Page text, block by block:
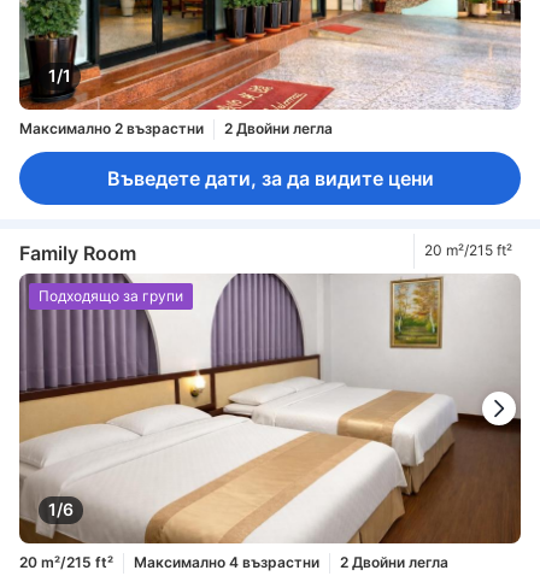
1/1
Максимално 2 възрастни 2 Двойни легла
Въведете дати, за да видите цени
Family Room 20 m²/215 ft²
1/6
Подходящо за групи
20 m²/215 ft² Максимално 4 възрастни
2 Двойни легла